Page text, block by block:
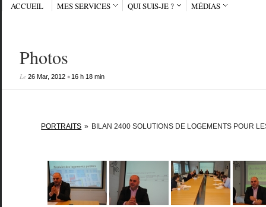
ACCUEIL MES SERVICES QUI SUIS-JE ? MÉDIAS
Photos
Le 26 Mar, 2012• 16 h 18 min
PORTRAITS » BILAN 2400 SOLUTIONS DE LOGEMENTS POUR